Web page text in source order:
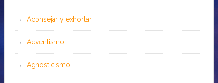
Aconsejar y exhortar
Adventismo
Agnosticismo